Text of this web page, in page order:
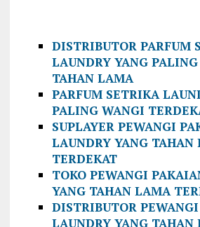
DISTRIBUTOR PARFUM
LAUNDRY YANG
TAHAN LAMA
PARFUM SETRIKA
PALING WANGI
SUPLAYER PEWANGI
LAUNDRY YANG TAHAN
TERDEKAT
TOKO PEWANGI
YANG TAHAN LAMA
DISTRIBUTOR
LAUNDRY YANG TAHAN